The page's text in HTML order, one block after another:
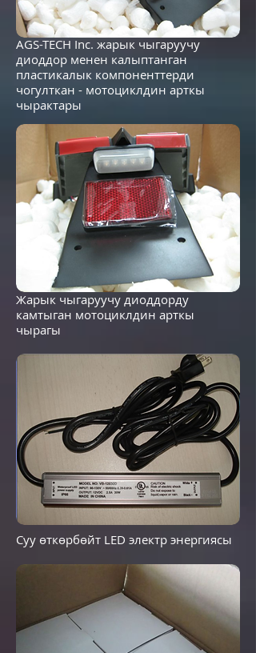
AGS-TECH Inc. жарык чыгаруучу
диоддор менен калыптанган
пластикалык компоненттерди
чогулткан - мотоциклдин арткы
чырактары
Жарык чыгаруучу диоддорду
камтыган мотоциклдин арткы
чырагы
Суу өткөрбөйт LED электр энергиясы